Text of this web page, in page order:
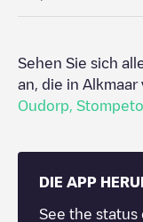
Sehen Sie sich
an, die in Alkmaar
Oudorp
DIE APP
See the status